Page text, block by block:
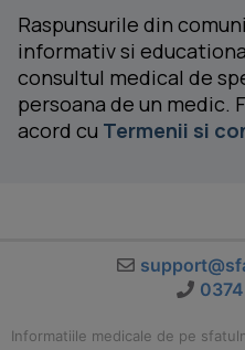
Raspunsurile din
informativ si
consultul medical de
persoana de un medic.
acord cu Termenii si
Informatiile medicale de pe